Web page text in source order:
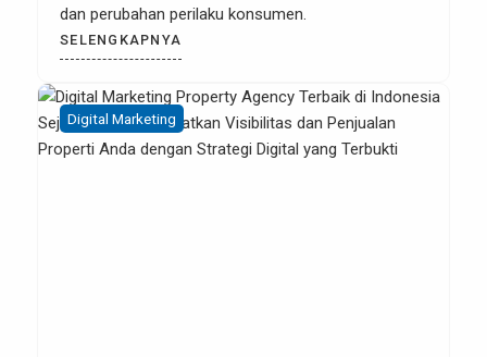
dan perubahan perilaku konsumen.
SELENGKAPNYA
Digital Marketing